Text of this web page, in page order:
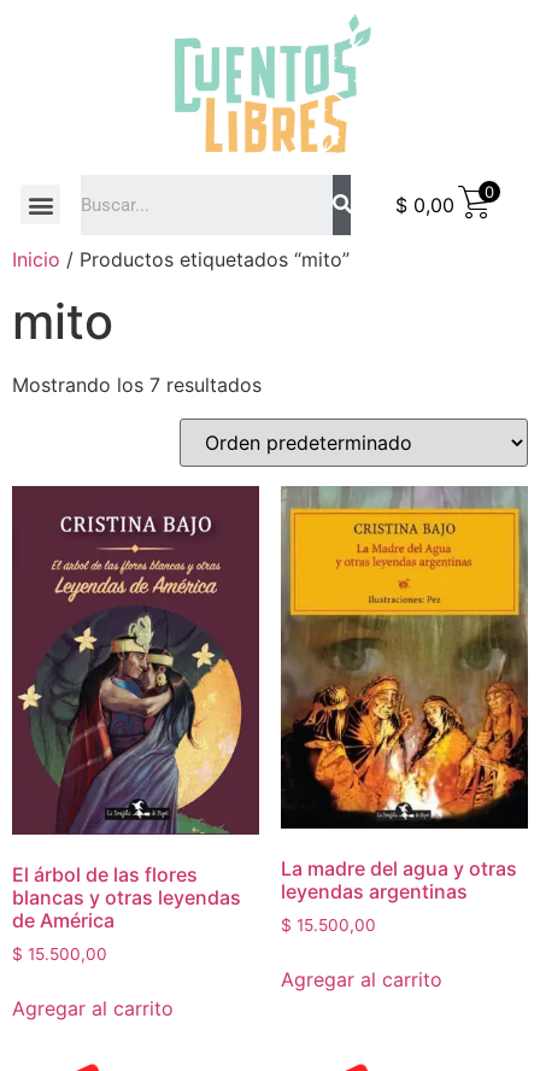
$ 0,00
0
Inicio / Productos etiquetados “mito”
mito
Mostrando los 7 resultados
El árbol de las flores
blancas y otras leyendas
de América
$ 15.500,00
Agregar al carrito
La madre del agua y otras
leyendas argentinas
$ 15.500,00
Agregar al carrito